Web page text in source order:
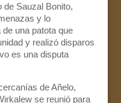
de Sauzal Bonito,
y lo
una patota que
y realizó disparos
es una disputa
de Añelo,
se reunió para